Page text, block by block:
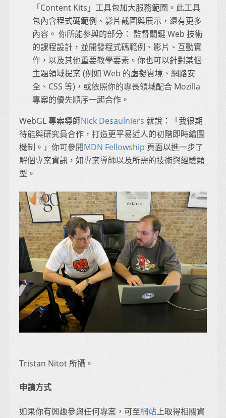
「Content Kits」工具包加大服務範圍。此工具
包內含程式碼範例、影片截圖與展示，還有更多
內容。 你所能參與的部分： 監督關鍵 Web 技術
的課程設計，並開發程式碼範例、影片、互動實
作，以及其他重要教學要素。你也可以針對某個
主題領域提案 (例如 Web 的虛擬實境、網路安
全、CSS 等)，或依照你的專長領域配合 Mozilla
專案的優先順序一起合作。
WebGL 專案導師Nick Desaulniers 就說：「我很期
待能與研究員合作，打造更平易近人的初階即時繪圖
機制。」你可參閱MDN Fellowship 頁面以進一步了
解個專案資訊，如專案導師以及所需的技術與經驗類
型。
Tristan Nitot 所攝。
申請方式
如果你有興趣參與任何專案，可至網站上取得相關資